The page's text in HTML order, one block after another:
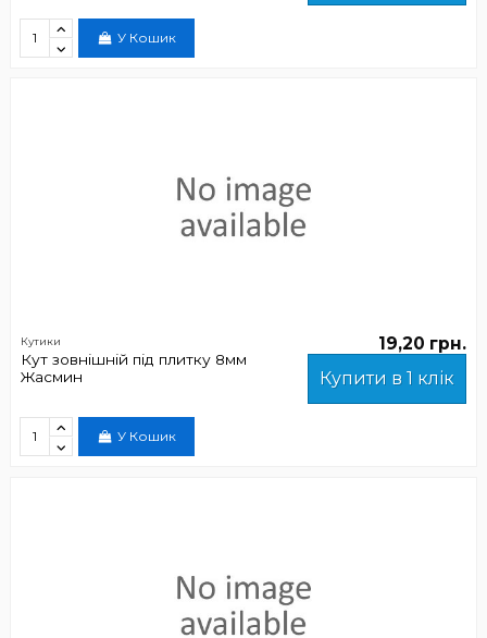
У Кошик
Кутики
Кут зовнішній під плитку 8мм
Жасмин
19,20 грн.
Купити в 1 клік
У Кошик